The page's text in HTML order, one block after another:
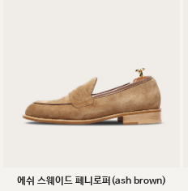
에쉬 스웨이드 페니로퍼(ash brown)